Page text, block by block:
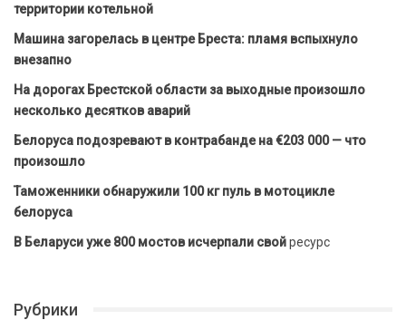
территории котельной
Машина загорелась в центре Бреста: пламя вспыхнуло
внезапно
На дорогах Брестской области за выходные произошло
несколько десятков аварий
Белоруса подозревают в контрабанде на €203 000 — что
произошло
Таможенники обнаружили 100 кг пуль в мотоцикле
белоруса
В Беларуси уже 800 мостов исчерпали свойресурс
Рубрики